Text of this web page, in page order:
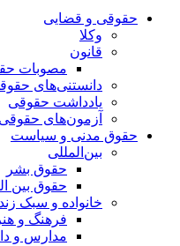
حقوقی و قضایی
وکلا
قانون
مصوبات
دانستنی‌های
یادداشت حقوقی
آزمون‌های حقوقی
حقوق مدنی و سیاست
بین‌المللی
حقوق بشر
حقوق بین
خانواده و سبک
فرهنگ و هنر
مدارس و